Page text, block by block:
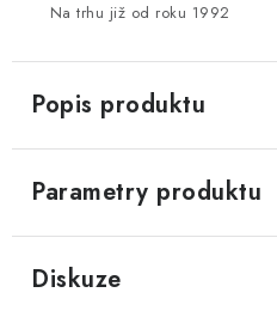
Na trhu již od roku 1992
Popis produktu
Parametry produktu
Diskuze